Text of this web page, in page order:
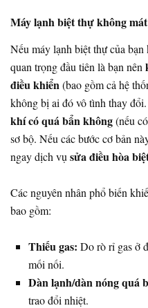
Máy lạnh biệt thự không
Nếu máy lạnh biệt thự của
quan trọng đầu tiên là bạn nên
điều khiển (bao gồm cả hệ
không bị ai đó vô tình thay
khí có quá bẩn không(nếu
sơ bộ. Nếu các bước cơ bản
ngay dịch vụ sửa điều hòa
Các nguyên nhân phổ biến
bao gồm:
Thiếu gas: Do rò rỉ gas ở
mối nối.
Dàn lạnh/dàn nóng quá
trao đổi nhiệt.